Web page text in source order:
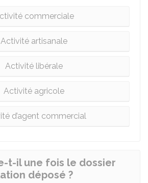
commerciale
Activité artisanale
Activité libérale
Activité agricole
d’agent commercial
t-il une fois le dossier
déposé ?